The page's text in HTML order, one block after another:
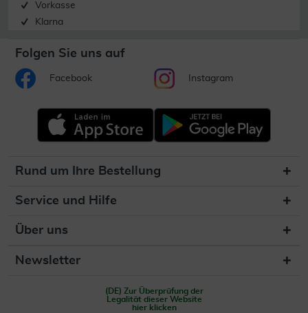
Vorkasse
Klarna
Folgen Sie uns auf
Facebook Instagram
Rund um Ihre Bestellung
Service und Hilfe
Über uns
Newsletter
(DE) Zur Überprüfung der
Legalität dieser Website
hier klicken